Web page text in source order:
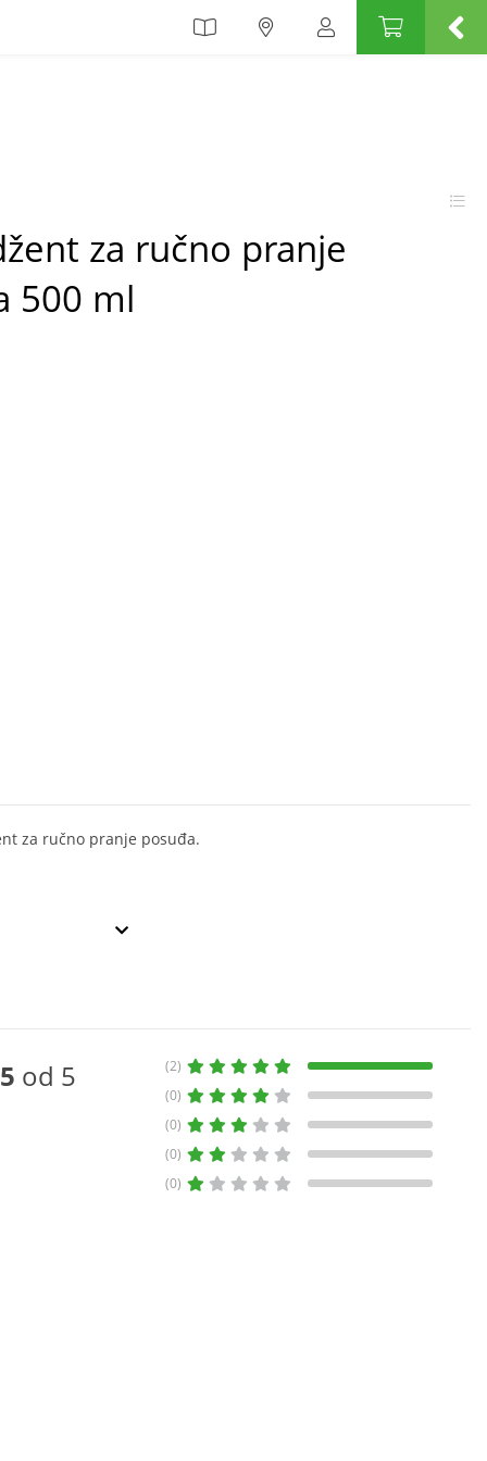
za ručno pranje
500 ml
za ručno pranje posuđa.
5 od 5
(2)
(0)
(0)
(0)
(0)